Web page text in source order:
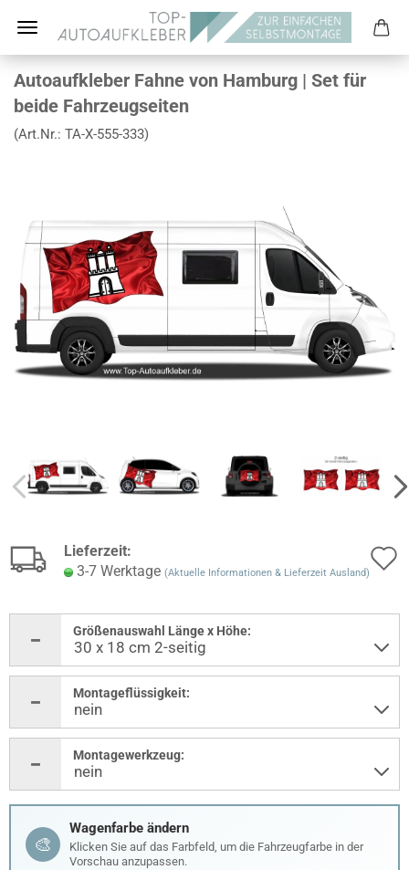
Autoaufkleber Fahne von Hamburg | Set für
beide Fahrzeugseiten
(Art.Nr.: TA-X-555-333)
Lieferzeit:
3-7 Werktage (Aktuelle Informationen & Lieferzeit Ausland)
Größenauswahl Länge x Höhe:
Montageflüssigkeit:
Montagewerkzeug:
🎨
Wagenfarbe ändern
Klicken Sie auf das Farbfeld, um die Fahrzeugfarbe in der
Vorschau anzupassen.